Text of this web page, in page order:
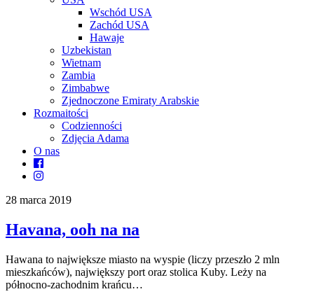
Wschód USA
Zachód USA
Hawaje
Uzbekistan
Wietnam
Zambia
Zimbabwe
Zjednoczone Emiraty Arabskie
Rozmaitości
Codzienności
Zdjęcia Adama
O nas
28 marca 2019
Havana, ooh na na
Hawana to największe miasto na wyspie (liczy przeszło 2 mln
mieszkańców), największy port oraz stolica Kuby. Leży na
północno-zachodnim krańcu…